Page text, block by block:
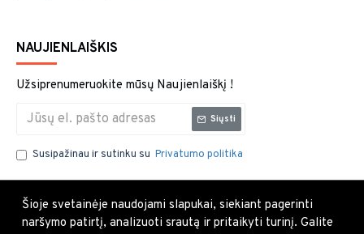
NAUJIENLAIŠKIS
Užsiprenumeruokite mūsų Naujienlaiškį !
Siųsti
Susipažinau ir sutinku su Privatumo politika
Šioje svetainėje naudojami slapukai, siekiant pagerinti
naršymo patirtį, analizuoti srautą ir pritaikyti turinį. Galite